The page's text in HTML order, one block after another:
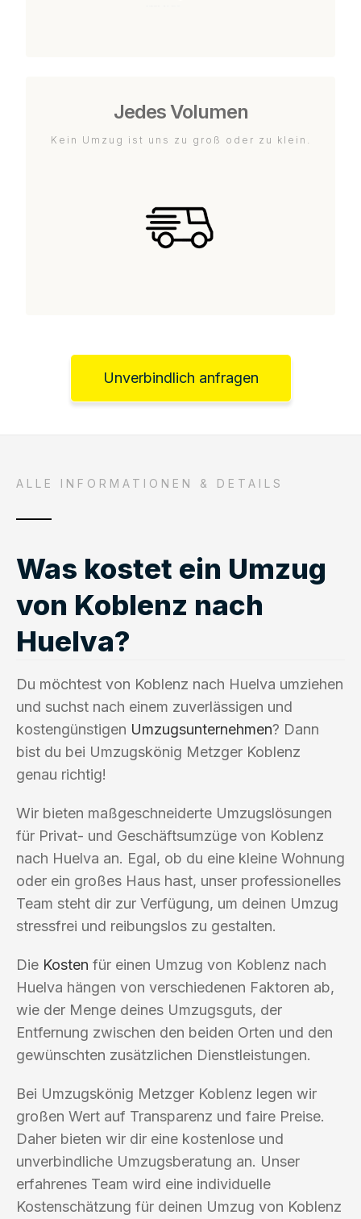
Jedes Volumen
Kein Umzug ist uns zu groß oder zu klein.
Unverbindlich anfragen
ALLE INFORMATIONEN & DETAILS
Was kostet ein Umzug
von Koblenz nach
Huelva?
Du möchtest von Koblenz nach Huelva umziehen
und suchst nach einem zuverlässigen und
kostengünstigen Umzugsunternehmen? Dann
bist du bei Umzugskönig Metzger Koblenz
genau richtig!
Wir bieten maßgeschneiderte Umzugslösungen
für Privat- und Geschäftsumzüge von Koblenz
nach Huelva an. Egal, ob du eine kleine Wohnung
oder ein großes Haus hast, unser professionelles
Team steht dir zur Verfügung, um deinen Umzug
stressfrei und reibungslos zu gestalten.
Die Kosten für einen Umzug von Koblenz nach
Huelva hängen von verschiedenen Faktoren ab,
wie der Menge deines Umzugsguts, der
Entfernung zwischen den beiden Orten und den
gewünschten zusätzlichen Dienstleistungen.
Bei Umzugskönig Metzger Koblenz legen wir
großen Wert auf Transparenz und faire Preise.
Daher bieten wir dir eine kostenlose und
unverbindliche Umzugsberatung an. Unser
erfahrenes Team wird eine individuelle
Kostenschätzung für deinen Umzug von Koblenz